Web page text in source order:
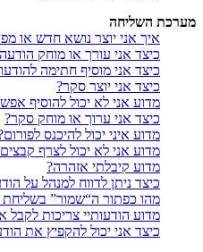
מערכת השליחה
איך אני יוצר נושא חדש או
כיצד אני עורך או מוחק
כיצד אני מוסיף חתימה
כיצד אני יוצר סקר?
מדוע אני לא יכול להוסיף
כיצד אני ערוך או מוחק סקר?
מדוע איני יכול להיכנס
מדוע אני לא יכול לצרף
מדוע קיבלתי אזהרה?
כיצד ניתן לדווח למנהל על
מהו כפתור ה“שמור”
מדוע הודעותיי צריכות לקבל
כיצד אני יכול להקפיץ את